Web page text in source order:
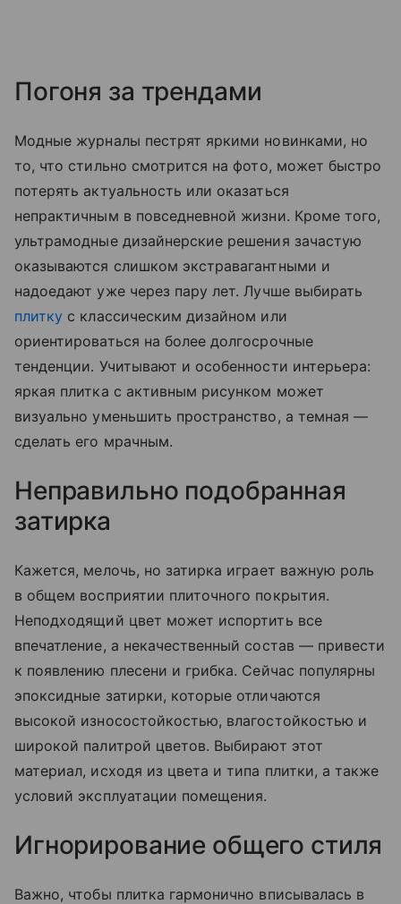
Погоня за трендами
Модные журналы пестрят яркими новинками, но
то, что стильно смотрится на фото, может быстро
потерять актуальность или оказаться
непрактичным в повседневной жизни. Кроме того,
ультрамодные дизайнерские решения зачастую
оказываются слишком экстравагантными и
надоедают уже через пару лет. Лучше выбирать
плитку с классическим дизайном или
ориентироваться на более долгосрочные
тенденции. Учитывают и особенности интерьера:
яркая плитка с активным рисунком может
визуально уменьшить пространство, а темная —
сделать его мрачным.
Неправильно подобранная
затирка
Кажется, мелочь, но затирка играет важную роль
в общем восприятии плиточного покрытия.
Неподходящий цвет может испортить все
впечатление, а некачественный состав — привести
к появлению плесени и грибка. Сейчас популярны
эпоксидные затирки, которые отличаются
высокой износостойкостью, влагостойкостью и
широкой палитрой цветов. Выбирают этот
материал, исходя из цвета и типа плитки, а также
условий эксплуатации помещения.
Игнорирование общего стиля
Важно, чтобы плитка гармонично вписывалась в